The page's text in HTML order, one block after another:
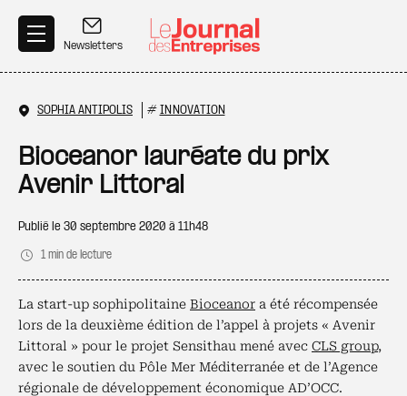
Newsletters
SOPHIA ANTIPOLIS # INNOVATION
Bioceanor lauréate du prix
Avenir Littoral
Publié le 30 septembre 2020 à 11h48
1 min de lecture
La start-up sophipolitaine Bioceanor a été récompensée
lors de la deuxième édition de l’appel à projets « Avenir
Littoral » pour le projet Sensithau mené avec CLS group,
avec le soutien du Pôle Mer Méditerranée et de l’Agence
régionale de développement économique AD’OCC.